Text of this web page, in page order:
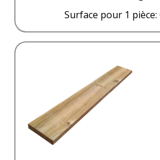
Surface pour 1 pièce: